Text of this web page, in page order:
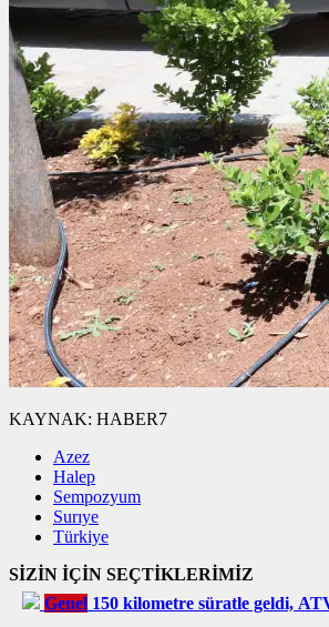
KAYNAK: HABER7
Azez
Halep
Sempozyum
Surıye
Türkiye
SİZİN İÇİN SEÇTİKLERİMİZ
Genel 150 kilometre süratle geldi,